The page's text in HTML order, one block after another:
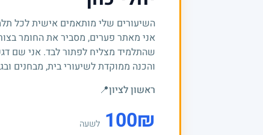
השיעורים שלי מותאמים אישית לכל
אני מאתר פערים, מסביר את החומר
שהתלמיד מצליח לפתור לבד. אני שם
והכנה ממוקדת לשיעורי בית, מבחנים
ראשון לציון📍
₪
100 לשעה